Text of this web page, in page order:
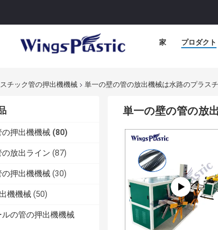
家 プロダクト
チック管の押出機機械 単一の壁の管の放出機械は水路のプラス
押出機機械 (80)
放出ライン (87)
押出機機械 (30)
機機械 (50)
の管の押出機機械
単一の壁の管の放